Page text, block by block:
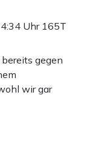
Uhr 165T
gegen
wir gar